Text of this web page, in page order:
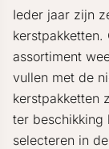
Ieder jaar zijn
kerstpakketten.
assortiment
vullen met de
kerstpakketten
ter beschikking
selecteren in